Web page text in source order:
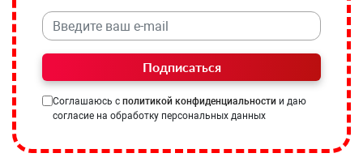
Подписаться
Соглашаюсь с политикой конфиденциальности и даю
согласие на обработку персональных данных